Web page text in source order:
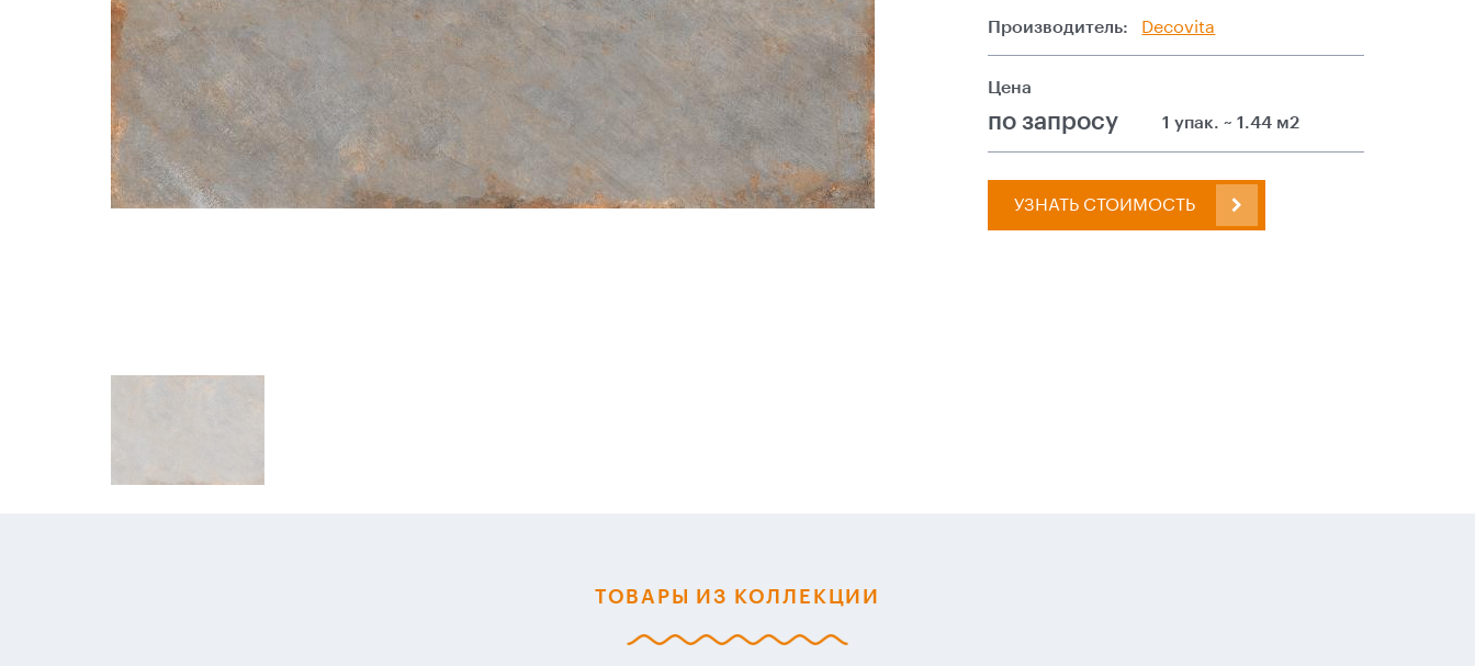
Производитель: Decovita
Цена
по запросу 1 упак. ~ 1.44 м2
УЗНАТЬ СТОИМОСТЬ
ТОВАРЫ ИЗ КОЛЛЕКЦИИ